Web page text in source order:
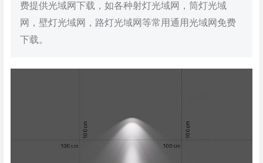
费提供光域网下载，如各种射灯光域网，筒灯光域
网，壁灯光域网，路灯光域网等常用通用光域网免费
下载。